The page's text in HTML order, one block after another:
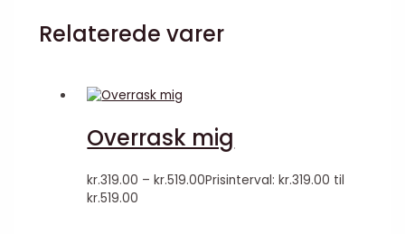
Relaterede varer
Overrask mig
kr.319.00 – kr.519.00Prisinterval: kr.319.00 til
kr.519.00